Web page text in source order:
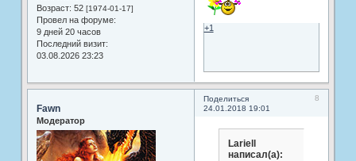
Возраст: 52 [1974-01-17]
Провел на форуме:
9 дней 20 часов
Последний визит:
03.08.2026 23:23
+1
Поделиться
8
24.01.2018 19:01
Fawn
Модератор
Lariell
написал(а):